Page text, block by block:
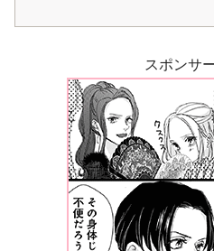
スポンサ